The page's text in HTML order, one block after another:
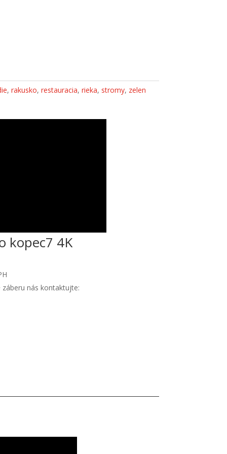
,rakusko,restauracia,rieka, stromy, zelen
kopec7 4K
záberu nás kontaktujte: